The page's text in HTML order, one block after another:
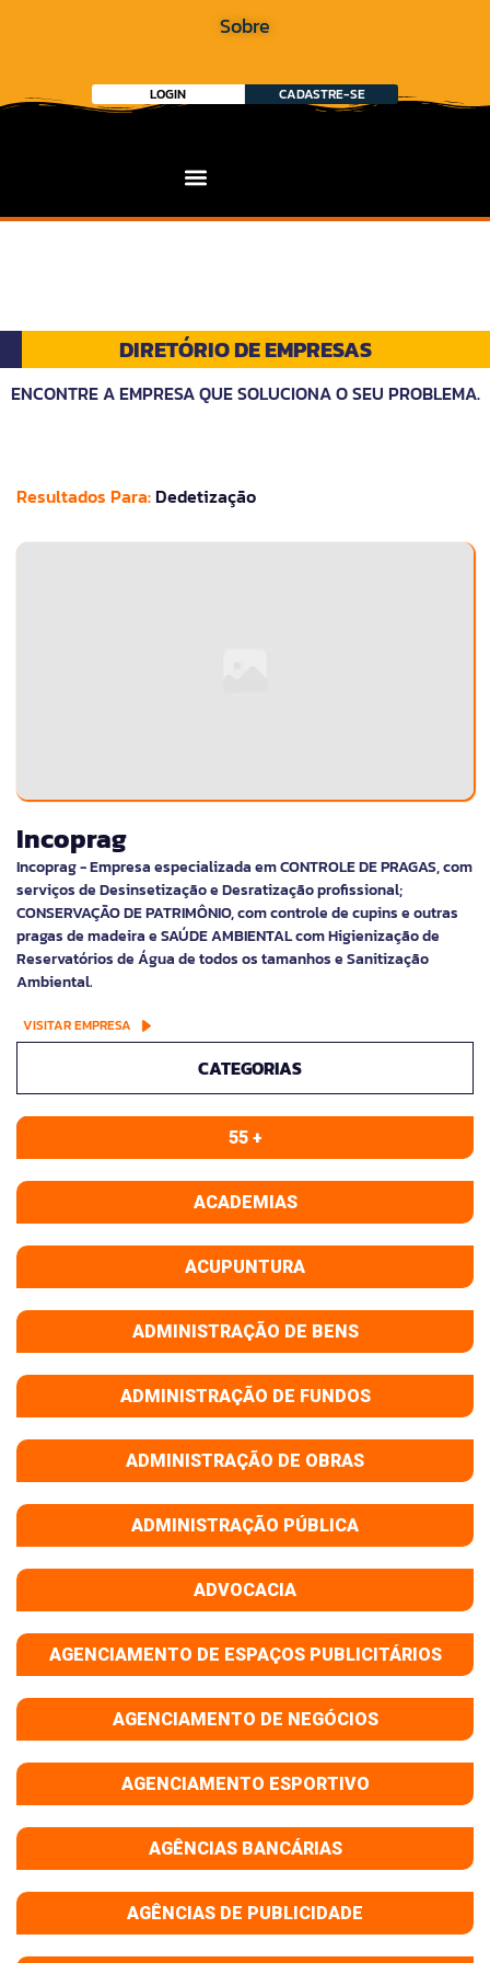
Sobre
LOGIN CADASTRE-SE
DIRETÓRIO DE EMPRESAS
ENCONTRE A EMPRESA QUE SOLUCIONA O SEU PROBLEMA.
Resultados Para: Dedetização
Incoprag
Incoprag - Empresa especializada em CONTROLE DE PRAGAS, com
serviços de Desinsetização e Desratização profissional;
CONSERVAÇÃO DE PATRIMÔNIO, com controle de cupins e outras
pragas de madeira e SAÚDE AMBIENTAL com Higienização de
Reservatórios de Água de todos os tamanhos e Sanitização
Ambiental.
VISITAR EMPRESA
CATEGORIAS
55 +
ACADEMIAS
ACUPUNTURA
ADMINISTRAÇÃO DE BENS
ADMINISTRAÇÃO DE FUNDOS
ADMINISTRAÇÃO DE OBRAS
ADMINISTRAÇÃO PÚBLICA
ADVOCACIA
AGENCIAMENTO DE ESPAÇOS PUBLICITÁRIOS
AGENCIAMENTO DE NEGÓCIOS
AGENCIAMENTO ESPORTIVO
AGÊNCIAS BANCÁRIAS
AGÊNCIAS DE PUBLICIDADE